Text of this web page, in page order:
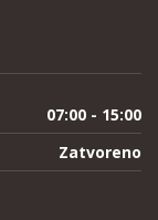
07:00 - 15:00
Zatvoreno